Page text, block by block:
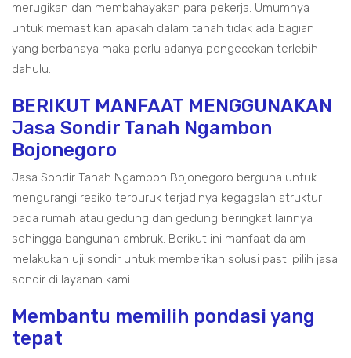
merugikan dan membahayakan para pekerja. Umumnya
untuk memastikan apakah dalam tanah tidak ada bagian
yang berbahaya maka perlu adanya pengecekan terlebih
dahulu.
BERIKUT MANFAAT MENGGUNAKAN
Jasa Sondir Tanah Ngambon
Bojonegoro
Jasa Sondir Tanah Ngambon Bojonegoro berguna untuk
mengurangi resiko terburuk terjadinya kegagalan struktur
pada rumah atau gedung dan gedung beringkat lainnya
sehingga bangunan ambruk. Berikut ini manfaat dalam
melakukan uji sondir untuk memberikan solusi pasti pilih jasa
sondir di layanan kami:
Membantu memilih pondasi yang
tepat